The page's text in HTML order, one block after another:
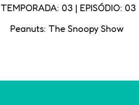
TEMPORADA: 03 | EPISÓDIO: 03
Peanuts: The Snoopy Show